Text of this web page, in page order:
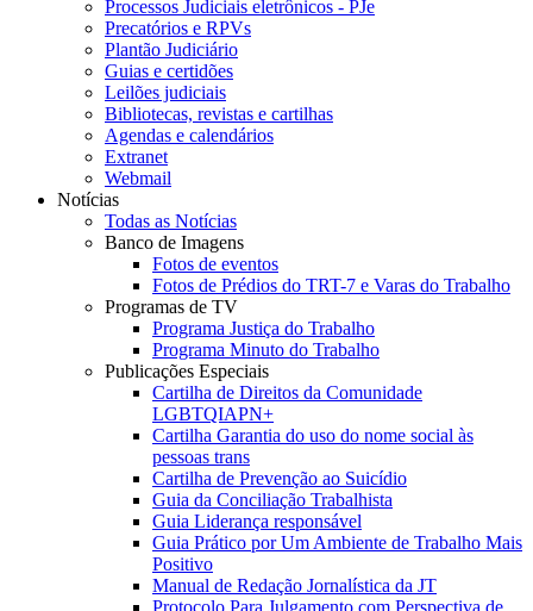
Processos Judiciais eletrônicos - PJe
Precatórios e RPVs
Plantão Judiciário
Guias e certidões
Leilões judiciais
Bibliotecas, revistas e cartilhas
Agendas e calendários
Extranet
Webmail
Notícias
Todas as Notícias
Banco de Imagens
Fotos de eventos
Fotos de Prédios do TRT-7 e Varas do Trabalho
Programas de TV
Programa Justiça do Trabalho
Programa Minuto do Trabalho
Publicações Especiais
Cartilha de Direitos da Comunidade
LGBTQIAPN+
Cartilha Garantia do uso do nome social às
pessoas trans
Cartilha de Prevenção ao Suicídio
Guia da Conciliação Trabalhista
Guia Liderança responsável
Guia Prático por Um Ambiente de Trabalho Mais
Positivo
Manual de Redação Jornalística da JT
Protocolo Para Julgamento com Perspectiva de